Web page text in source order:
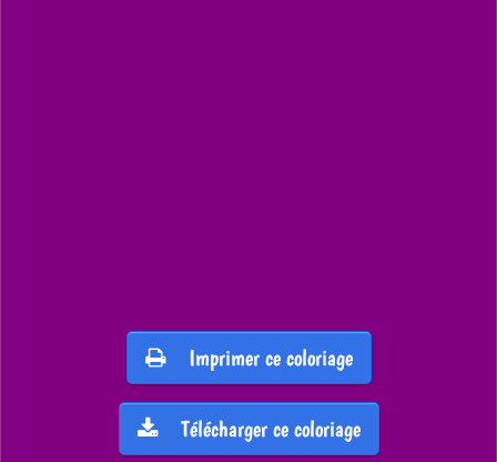
Imprimer ce coloriage
Télécharger ce coloriage